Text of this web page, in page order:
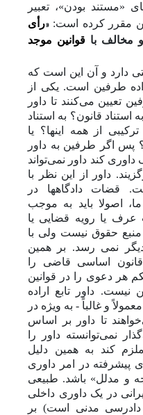
«مستند بودن»، تعبیر
مقرر کرده است:«رأی
مخالف با قوانین موجد
دارد و آن این است که
طرفین است. یکی از
تعیین می‌کنند تا داور
قانون؟ به استناد
از همه اینها؟ یا
پس اگر طرفین به داور
کند داور نمی‌تواند
داور از این نظر با
قضات دادگاهها در
اصولا باید به موجب
عرف یا رویه قضایی یا
منبع حقوق نیست ولی با
نمی رسد. بر همین
قانون اساسی قاضی را
هر دعوی را در قوانین
نیست. داور تابع اراده
و غالباً - به ویژه در
تا داور بر اساس
نمی‌توانسته داور را
کند به همین دلیل
پیشرفته در امر داوری
و مدلل» باشد. طبیعی
در یک داوری داخلی
مدنی است) بر